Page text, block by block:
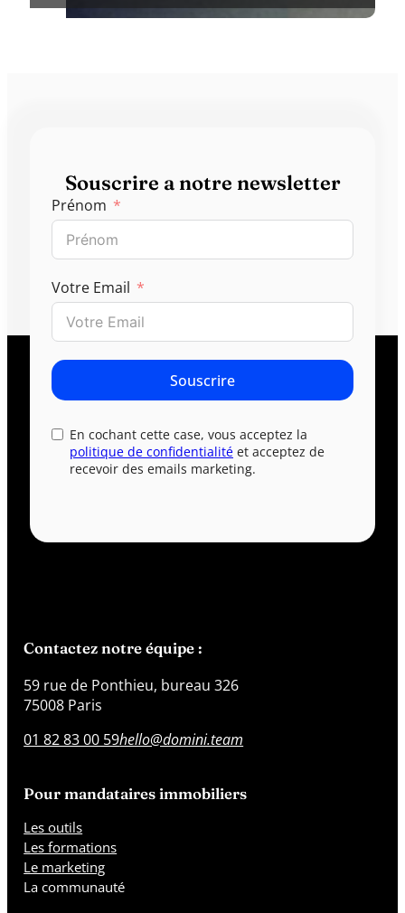
Souscrire a notre newsletter
Prénom
Votre Email
Souscrire
En cochant cette case, vous acceptez la
politique de confidentialité et acceptez de
recevoir des emails marketing.
Contactez notre équipe :
59 rue de Ponthieu, bureau 326
75008 Paris
01 82 83 00 59hello@domini.team
Pour mandataires immobiliers
Les outils
Les formations
Le marketing
La communauté